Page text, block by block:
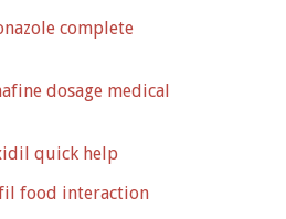
complete
dosage medical
quick help
food interaction